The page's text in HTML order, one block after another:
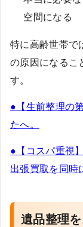
空間になる
特に高齢世帯で
の原因になるこ
す。
●【生前整理の
たへ。
●【コスパ重視
出張買取を同時
遺品整理